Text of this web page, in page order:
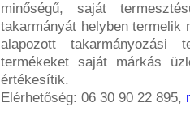
minőségű, saját
takarmányát helyben termelik
alapozott takarmányozási
termékeket saját márkás
értékesítik.
Elérhetőség: 06 30 90 22 895,